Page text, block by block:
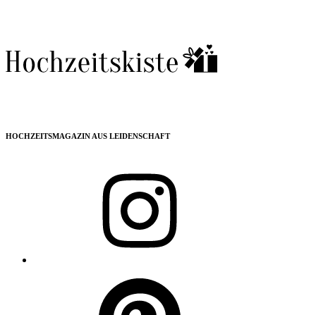
HOCHZEITSMAGAZIN AUS LEIDENSCHAFT